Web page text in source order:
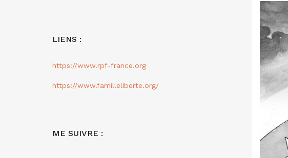
LIENS :
https://www.rpf-france.org
https://www.familleliberte.org/
ME SUIVRE :